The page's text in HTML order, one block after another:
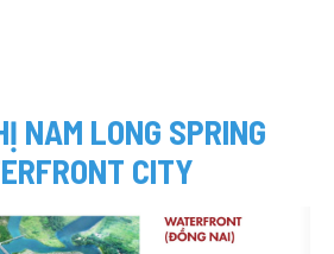
NAM LONG SPRING
CITY